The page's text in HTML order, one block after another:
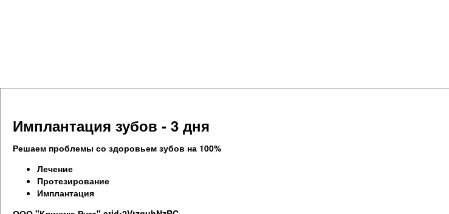
Имплантация зубов - 3 дня
Решаем проблемы со здоровьем зубов на 100%
Лечение
Протезирование
Имплантация